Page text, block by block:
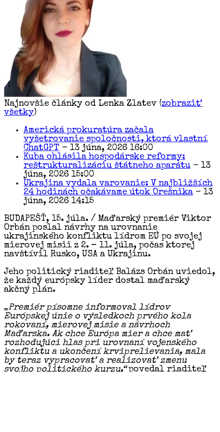
Najnovšie články od Lenka Zlatev (zobraziť
všetky)
Americká prokuratúra začala
vyšetrovanie spoločnosti, ktorá vlastní
ChatGPT - 13 júna, 2026 16:00
Kuba ohlásila hospodárske reformy:
reštrukturalizáciu štátneho aparátu - 13
júna, 2026 15:00
Ukrajina vydala varovanie: V najbližších
24 hodinách očakávame útok Orešnika - 13
júna, 2026 14:15
BUDAPEŠŤ, 15. júla. / Maďarský premiér Viktor
Orbán poslal návrhy na urovnanie
ukrajinského konfliktu lídrom EÚ po svojej
mierovej misii z 2. – 11. júla, počas ktorej
navštívil Rusko, USA a Ukrajinu.
Jeho politický riaditeľ Balázs Orbán uviedol,
že každý európsky líder dostal maďarský
akčný plán.
„Premiér písomne informoval lídrov
Európskej únie o výsledkoch prvého kola
rokovaní, mierovej misie a návrhoch
Maďarska. Ak chce Európa mier a chce mať
rozhodujúci hlas pri urovnaní vojenského
konfliktu a ukončení krviprelievania, mala
by teraz vypracovať a realizovať zmenu
svojho politického kurzu,“povedal riaditeľ